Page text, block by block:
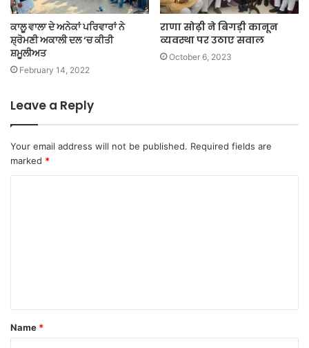
ਕਾਲੂ ਵਾਲਾ ਦੇ ਅਨੇਕਾਂ ਪਰਿਵਾਰਾਂ ਨੇ
ਸ਼੍ਰੋਮਣੀ ਅਕਾਲੀ ਦਲ ‘ਚ ਕੀਤੀ
ਸ਼ਮੂਲੀਅਤ
February 14, 2022
राणा सोढ़ी ने बिगड़ी कानून
व्यवस्था पर उठाए सवाल
October 6, 2023
Leave a Reply
Your email address will not be published. Required fields are
marked *
t
*
Name *